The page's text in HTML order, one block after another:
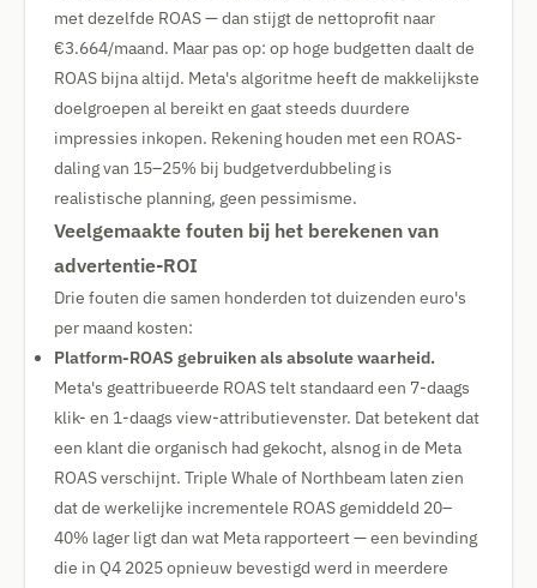
met dezelfde ROAS — dan stijgt de nettoprofit naar
€3.664/maand. Maar pas op: op hoge budgetten daalt de
ROAS bijna altijd. Meta's algoritme heeft de makkelijkste
doelgroepen al bereikt en gaat steeds duurdere
impressies inkopen. Rekening houden met een ROAS-
daling van 15–25% bij budgetverdubbeling is
realistische planning, geen pessimisme.
Veelgemaakte fouten bij het berekenen van
advertentie-ROI
Drie fouten die samen honderden tot duizenden euro's
per maand kosten:
Platform-ROAS gebruiken als absolute waarheid.
Meta's geattribueerde ROAS telt standaard een 7-daags
klik- en 1-daags view-attributievenster. Dat betekent dat
een klant die organisch had gekocht, alsnog in de Meta
ROAS verschijnt. Triple Whale of Northbeam laten zien
dat de werkelijke incrementele ROAS gemiddeld 20–
40% lager ligt dan wat Meta rapporteert — een bevinding
die in Q4 2025 opnieuw bevestigd werd in meerdere